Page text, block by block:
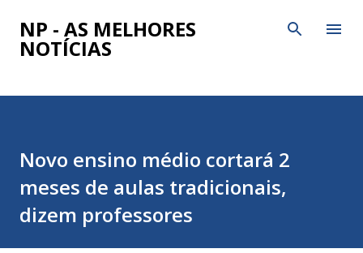
Pular para o conteúdo principal
NP - AS MELHORES
NOTÍCIAS
Novo ensino médio cortará 2
meses de aulas tradicionais,
dizem professores